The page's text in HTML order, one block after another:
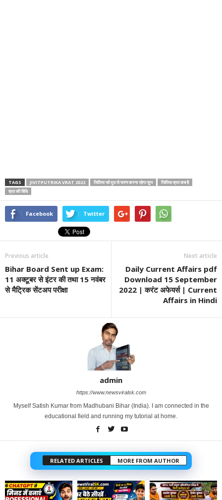
TAGS JIVITPUTRIKA VRAT 2022 जितिया पर्व दूध से पारण करना रहेगा शुभ
जितिया व्रत कब है
व्रत की विधि
Facebook Twitter
Previous article
Bihar Board Sent up Exam:
11 अक्टूबर से इंटर की तथा 15 नवंबर
से मैट्रिक सेंटअप परीक्षा
Next article
Daily Current Affairs pdf
Download 15 September
2022 | करंट अफेयर्स | Current
Affairs in Hindi
admin
https://www.newsviralsk.com
Myself Satish Kumar from Madhubani Bihar (India). I am connected in the
educational field and running my tutorial at home.
RELATED ARTICLES MORE FROM AUTHOR